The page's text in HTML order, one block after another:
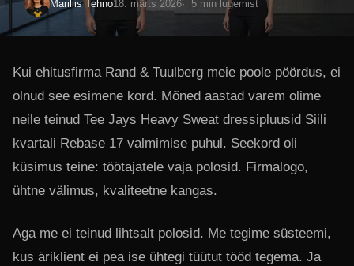
Mariliis Tehno18. märts 2026 5 min lugemist
Kui ehitusfirma Rand & Tuulberg meie poole pöördus, ei
olnud see esimene kord. Mõned aastad varem olime
neile teinud Tee Jays Heavy Sweat dressipluusid Siili
kvartali Rebase 17 valmimise puhul. Seekord oli
küsimus teine: töötajatele vaja polosid. Firmalogo,
ühtne välimus, kvaliteetne kangas.
Aga me ei teinud lihtsalt polosid. Me tegime süsteemi,
kus äriklient ei pea ise ühtegi tüütut tööd tegema. Ja